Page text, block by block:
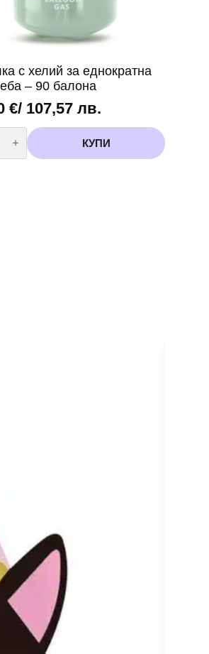
с хелий за еднократна
– 90 балона
€/ 107,57 лв.
КУПИ